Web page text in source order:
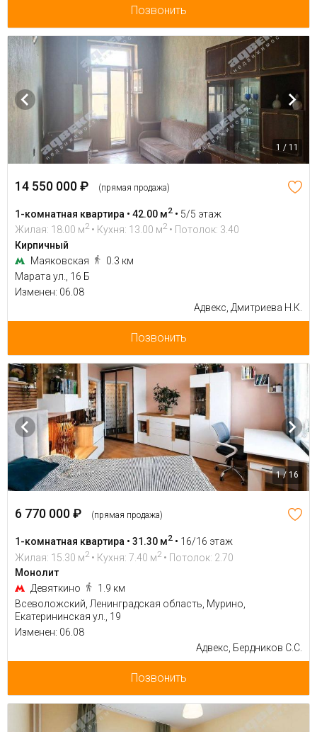
Позвонить
1 / 11
14 550 000 ₽ (прямая продажа)
1-комнатная квартира • 42.00 м2 • 5/5 этаж
Жилая: 18.00 м2 • Кухня: 13.00 м2 • Потолок: 3.40
Кирпичный
Маяковская
0.3 км
Марата ул., 16 Б
Изменен: 06.08
Адвекс, Дмитриева Н.К.
Позвонить
1 / 16
6 770 000 ₽ (прямая продажа)
1-комнатная квартира • 31.30 м2 • 16/16 этаж
Жилая: 15.30 м2 • Кухня: 7.40 м2 • Потолок: 2.70
Монолит
Девяткино
1.9 км
Всеволожский, Ленинградская область, Мурино,
Екатерининская ул., 19
Изменен: 06.08
Адвекс, Бердников С.С.
Позвонить